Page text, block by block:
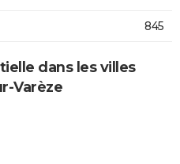
845
dans les villes
Varèze